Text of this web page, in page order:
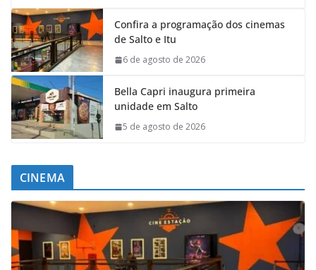
Confira a programação dos cinemas
de Salto e Itu
6 de agosto de 2026
Bella Capri inaugura primeira
unidade em Salto
5 de agosto de 2026
CINEMA